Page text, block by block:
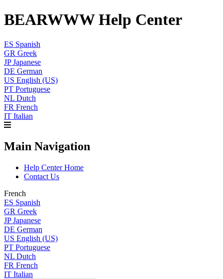
BEARWWW Help Center
ES Spanish
GR Greek
JP Japanese
DE German
US English (US)
PT Portuguese
NL Dutch
FR French
IT Italian
Main Navigation
Help Center Home
Contact Us
French
ES Spanish
GR Greek
JP Japanese
DE German
US English (US)
PT Portuguese
NL Dutch
FR French
IT Italian